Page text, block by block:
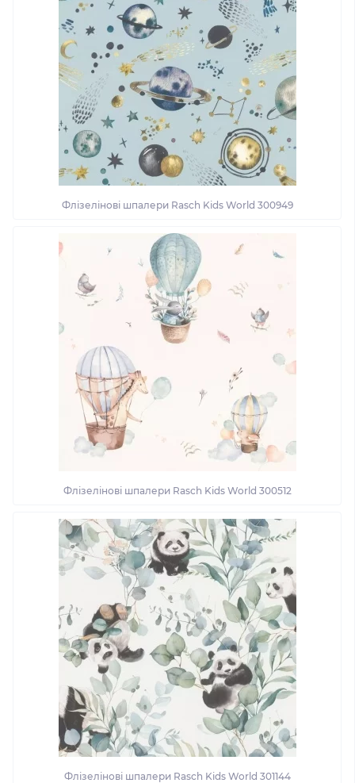
Флізелінові шпалери Rasch Kids World 300949
Флізелінові шпалери Rasch Kids World 300512
Флізелінові шпалери Rasch Kids World 301144